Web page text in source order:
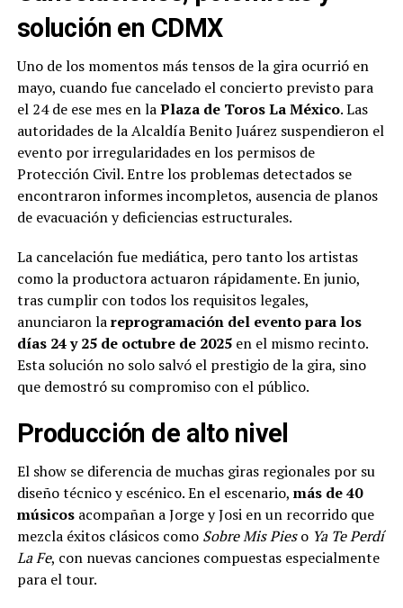
solución en CDMX
Uno de los momentos más tensos de la gira ocurrió en
mayo, cuando fue cancelado el concierto previsto para
el 24 de ese mes en laPlaza de Toros La México. Las
autoridades de la Alcaldía Benito Juárez suspendieron el
evento por irregularidades en los permisos de
Protección Civil. Entre los problemas detectados se
encontraron informes incompletos, ausencia de planos
de evacuación y deficiencias estructurales.
La cancelación fue mediática, pero tanto los artistas
como la productora actuaron rápidamente. En junio,
tras cumplir con todos los requisitos legales,
anunciaron lareprogramación del evento para los
días 24 y 25 de octubre de 2025en el mismo recinto.
Esta solución no solo salvó el prestigio de la gira, sino
que demostró su compromiso con el público.
Producción de alto nivel
El show se diferencia de muchas giras regionales por su
diseño técnico y escénico. En el escenario, más de 40
músicosacompañan a Jorge y Josi en un recorrido que
mezcla éxitos clásicos como Sobre Mis Pieso Ya Te Perdí
La Fe, con nuevas canciones compuestas especialmente
para el tour.